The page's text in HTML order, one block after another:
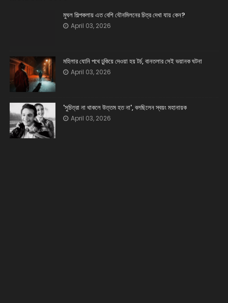
মুঘল শিল্পকলায় এত বেশি যৌনমিলনের চিত্র দেখা যায় কেন?
April 03, 2026
মহিলার যোনি পথে ঢুকিয়ে দেওয়া হয় টর্চ, বানতলার সেই ভয়ানক ঘটনা
April 03, 2026
'সুচিত্রা না থাকলে উত্তম হত না', বলছিলেন স্বয়ং মহানায়ক
April 03, 2026